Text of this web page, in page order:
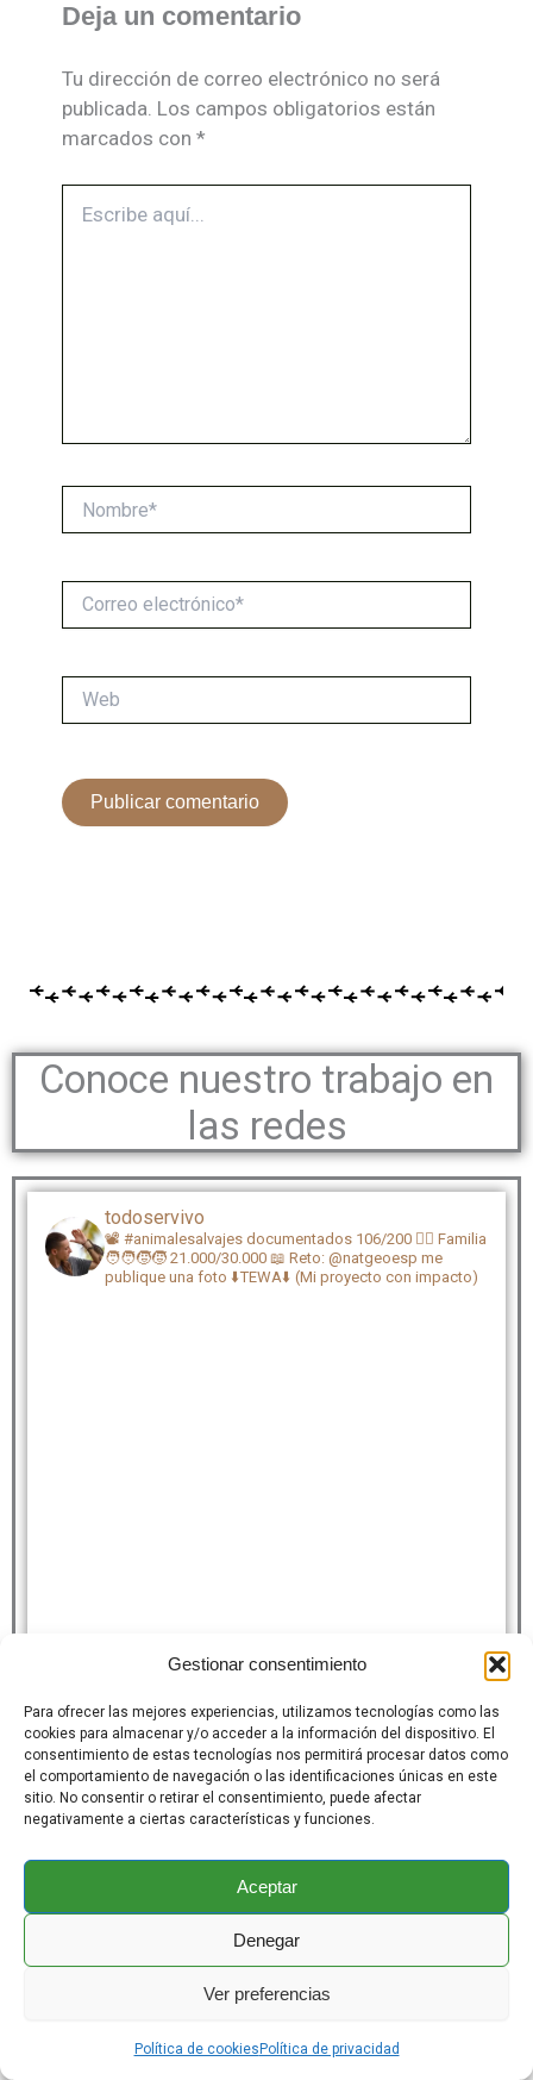
Gestionar consentimiento
Para ofrecer las mejores experiencias, utilizamos tecnologías como las
cookies para almacenar y/o acceder a la información del dispositivo. El
consentimiento de estas tecnologías nos permitirá procesar datos como
el comportamiento de navegación o las identificaciones únicas en este
sitio. No consentir o retirar el consentimiento, puede afectar
negativamente a ciertas características y funciones.
Aceptar
Denegar
Ver preferencias
Política de cookies Política de privacidad
Deja un comentario
Tu dirección de correo electrónico no será
publicada. Los campos obligatorios están
marcados con *
aquí...
electrónico*
Conoce nuestro trabajo en
las redes
todoservivo
📽️ #animalesalvajes documentados 106/200 🏴‍☠️ Familia
🧑‍🧑‍🧒‍🧒 21.000/30.000 📖 Reto: @natgeoesp me
publique una foto ⬇️TEWA⬇️ (Mi proyecto con impacto)